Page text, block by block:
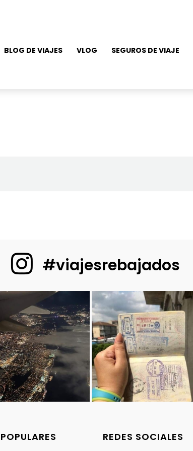
BLOG DE VIAJES VLOG SEGUROS DE VIAJE
#viajesrebajados
REDES SOCIALES